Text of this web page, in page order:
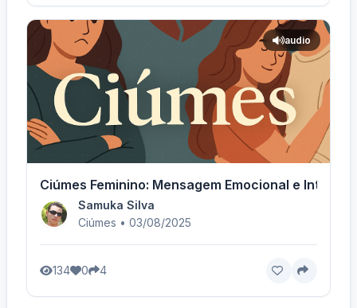
audio
Ciúmes Feminino: Mensagem Emocional e Intensa
Samuka Silva
Ciúmes • 03/08/2025
134 0 4